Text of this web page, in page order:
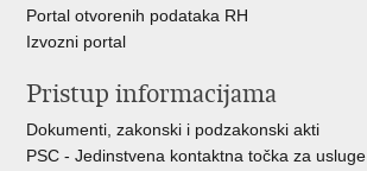
Portal otvorenih podataka RH
Izvozni portal
Pristup informacijama
Dokumenti, zakonski i podzakonski akti
PSC - Jedinstvena kontaktna točka za usluge